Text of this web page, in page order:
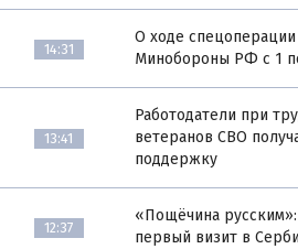
14:31
О ходе
Минобороны РФ с 1
13:41
Работодатели при
ветеранов СВО
поддержку
12:37
«Пощёчина
первый визит в